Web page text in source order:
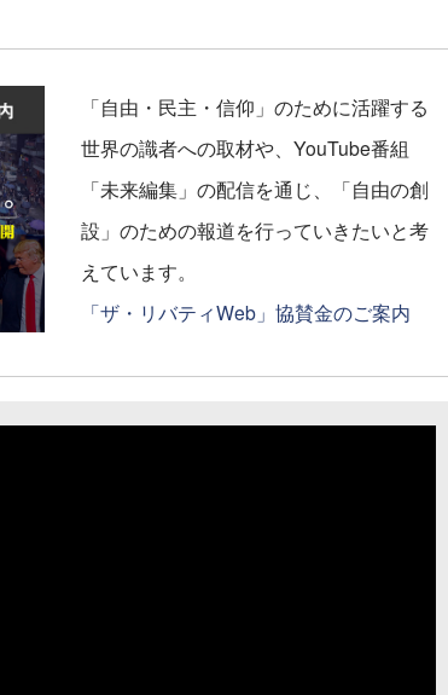
「自由・民主・信仰」のために活躍する
世界の識者への取材や、YouTube番組
「未来編集」の配信を通じ、「自由の創
設」のための報道を行っていきたいと考
えています。
「ザ・リバティWeb」協賛金のご案内